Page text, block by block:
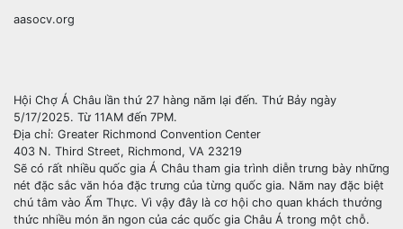
aasocv.org
Hội Chợ Á Châu lần thứ 27 hàng năm lại đến. Thứ Bảy ngày
5/17/2025. Từ 11AM đến 7PM.
Địa chỉ: Greater Richmond Convention Center
403 N. Third Street, Richmond, VA 23219
Sẽ có rất nhiều quốc gia Á Châu tham gia trình diễn trưng bày những
nét đặc sắc văn hóa đặc trưng của từng quốc gia. Năm nay đặc biệt
chú tâm vào Ẩm Thực. Vì vậy đây là cơ hội cho quan khách thưởng
thức nhiều món ăn ngon của các quốc gia Châu Á trong một chỗ.